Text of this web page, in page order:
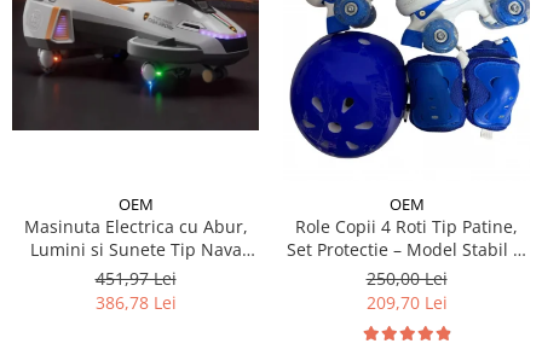
OEM
Masinuta Electrica cu Abur,
Lumini si Sunete Tip Nava
Spatiala
451,97 Lei
386,78 Lei
OEM
Role Copii 4 Roti Tip Patine,
Set Protectie – Model Stabil si
Reglabil - Albastru
250,00 Lei
209,70 Lei